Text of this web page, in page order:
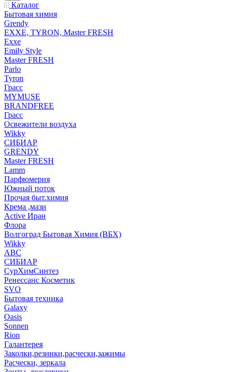
Каталог
Бытовая химия
Grendy
EXXE, TYRON, Master FRESH
Exxe
Emily Style
Master FRESH
Parlo
Tyron
Грасс
MYMUSE
BRANDFREE
Грасс
Освежители воздуха
Wikky
СИБИАР
GRENDY
Master FRESH
Lamm
Парфюмерия
Южный поток
Прочая быт.химия
Крема ,мази
Аctive Иран
Флора
Волгоград Бытовая Химия (ВБХ)
Wikky
АВС
СИБИАР
СурХимСинтез
Ренессанс Косметик
SVO
Бытовая техника
Galaxy
Oasis
Sonnen
Rion
Галантерея
Заколки,резинки,расчески,зажимы
Расчески, зеркала